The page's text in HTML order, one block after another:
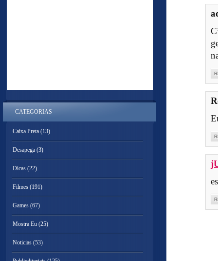
CATEGORIAS
Caixa Preta (13)
Desapega (3)
Dicas (22)
Filmes (191)
Games (67)
Mostra Eu (25)
Noticias (53)